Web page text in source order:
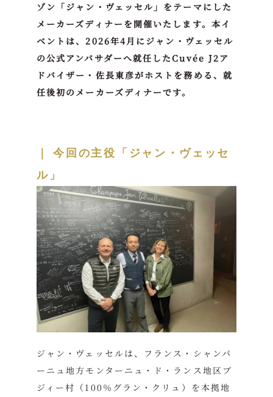
ゾン「ジャン・ヴェッセル」をテーマにした
メーカーズディナーを開催いたします。本イ
ベントは、2026年4月にジャン・ヴェッセル
の公式アンバサダーへ就任したCuvée J2ア
ドバイザー・佐長東彦がホストを務める、就
任後初のメーカーズディナーです。
｜今回の主役「ジャン・ヴェッセ
ル」
ジャン・ヴェッセルは、フランス・シャンパ
ーニュ地方モンターニュ・ド・ランス地区ブ
ジィー村（100％グラン・クリュ）を本拠地